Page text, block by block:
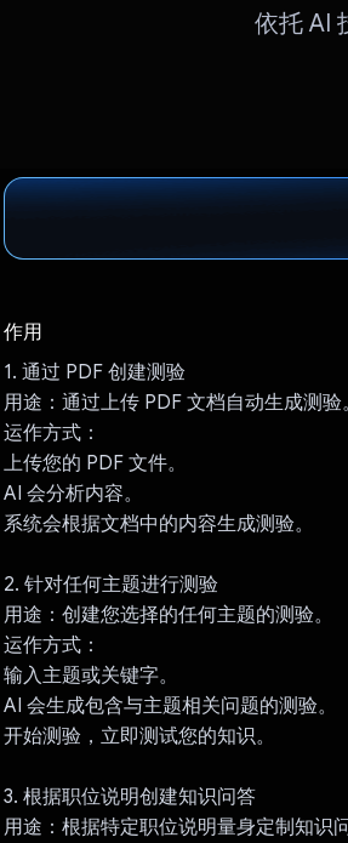
依托 AI
作用
1. 通过 PDF 创建测验
用途：通过上传 PDF 文档自动生成测验。
运作方式：
上传您的 PDF 文件。
AI 会分析内容。
系统会根据文档中的内容生成测验。
2. 针对任何主题进行测验
用途：创建您选择的任何主题的测验。
运作方式：
输入主题或关键字。
AI 会生成包含与主题相关问题的测验。
开始测验，立即测试您的知识。
3. 根据职位说明创建知识问答
用途：根据特定职位说明量身定制知识问